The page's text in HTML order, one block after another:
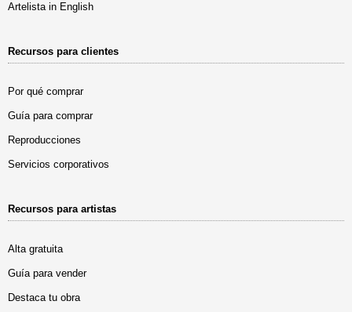
Artelista in English
Recursos para clientes
Por qué comprar
Guía para comprar
Reproducciones
Servicios corporativos
Recursos para artistas
Alta gratuita
Guía para vender
Destaca tu obra